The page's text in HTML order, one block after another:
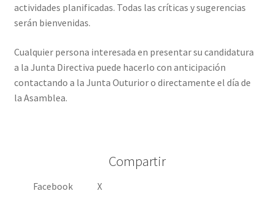
actividades planificadas. Todas las críticas y sugerencias
serán bienvenidas.
Cualquier persona interesada en presentar su candidatura
a la Junta Directiva puede hacerlo con anticipación
contactando a la Junta Outurior o directamente el día de
la Asamblea.
Compartir
Facebook X